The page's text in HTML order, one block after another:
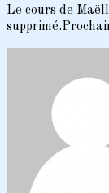
Le cours de